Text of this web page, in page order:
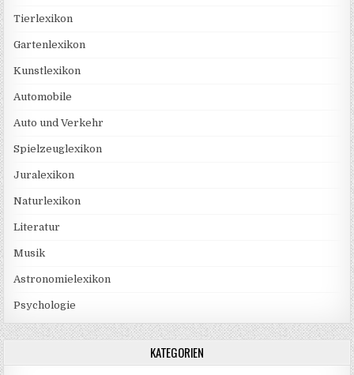
Tierlexikon
Gartenlexikon
Kunstlexikon
Automobile
Auto und Verkehr
Spielzeuglexikon
Juralexikon
Naturlexikon
Literatur
Musik
Astronomielexikon
Psychologie
KATEGORIEN